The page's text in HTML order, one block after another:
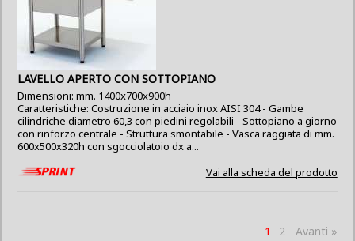
LAVELLO APERTO CON SOTTOPIANO
Dimensioni: mm. 1400x700x900h
Caratteristiche: Costruzione in acciaio inox AISI 304 - Gambe
cilindriche diametro 60,3 con piedini regolabili - Sottopiano a giorno
con rinforzo centrale - Struttura smontabile - Vasca raggiata di mm.
600x500x320h con sgocciolatoio dx a...
Vai alla scheda del prodotto
1 2 Avanti »